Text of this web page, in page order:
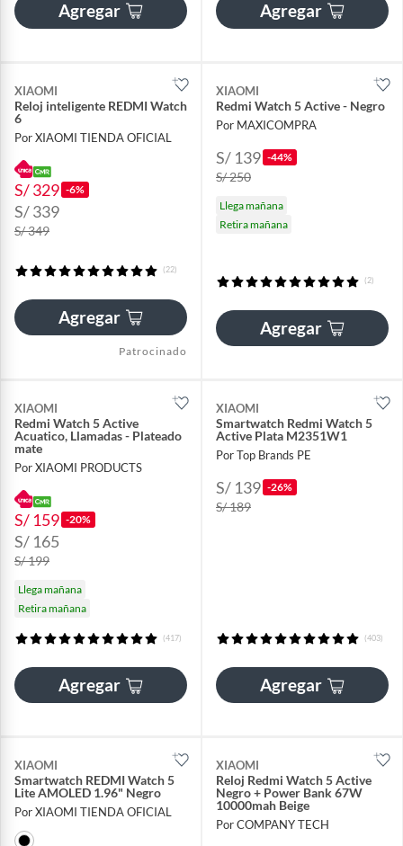
Agregar Agregar
XIAOMI
Reloj inteligente REDMI Watch
6
Por XIAOMI TIENDA OFICIAL
S/ 329 -6%
S/ 339
S/ 349
(22)
Agregar
Patrocinado
XIAOMI
Redmi Watch 5 Active - Negro
Por MAXICOMPRA
S/ 139 -44%
S/ 250
Llega mañana
Retira mañana
(2)
Agregar
XIAOMI
Redmi Watch 5 Active
Acuatico, Llamadas - Plateado
mate
Por XIAOMI PRODUCTS
S/ 159 -20%
S/ 165
S/ 199
Llega mañana
Retira mañana
(417)
Agregar
XIAOMI
Smartwatch Redmi Watch 5
Active Plata M2351W1
Por Top Brands PE
S/ 139 -26%
S/ 189
(403)
Agregar
XIAOMI
Smartwatch REDMI Watch 5
Lite AMOLED 1.96" Negro
Por XIAOMI TIENDA OFICIAL
XIAOMI
Reloj Redmi Watch 5 Active
Negro + Power Bank 67W
10000mah Beige
Por COMPANY TECH